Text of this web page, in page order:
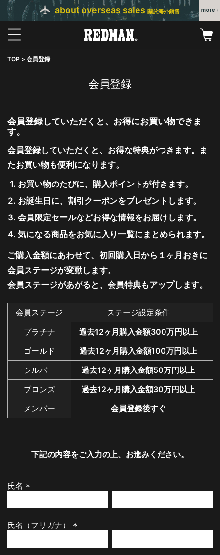
about overseas sales 關於海外銷售
TOP 会員登録
会員登録
会員登録していただくと、お得にお買い物できま
す。
会員登録していただくと、お得な特典がつきます。ま
たお買い物も便利になります。
お買い物のたびに、購入ポイントが付きます。
お誕生日に、割引クーポンをプレゼントします。
会員限定セールなどお得な情報をお届けします。
気になる商品をお気に入り一覧にまとめられます。
ご購入金額にあわせて、初回購入日から１ヶ月おきに
会員ステージが変動します。
会員ステージがあがると、会員特典もアップします。
会員ステージ ステージ設定条件
プラチナ
過去12ヶ月購入金額300万円以上
ゴールド
過去12ヶ月購入金額100万円以上
シルバー
過去12ヶ月購入金額50万円以上
ブロンズ
過去12ヶ月購入金額30万円以上
メンバー
会員登録後すぐ
下記の内容をご入力の上、お進みください。
氏名
必
須
)
氏名（フリガナ）
必